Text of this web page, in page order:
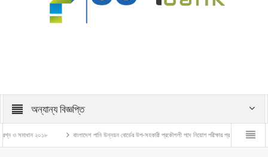
অন্যান্য বিজ্ঞপ্তি
২০১৮ বাংলাদেশ পানি উন্নয়ন বোর্ডের উপ-সহকারী প্রকৌশলী পদে নিয়োগ পরীক্ষার প্রশ্ন ও সমাধান – ২০২৬